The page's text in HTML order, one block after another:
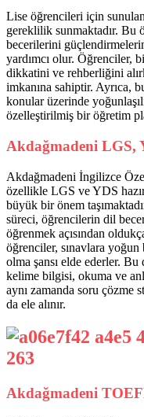
Lise öğrencileri için
gereklilik sunmaktadır. Bu
becerilerini
yardımcı olur. Öğrenciler,
dikkatini ve rehberliğini
imkanına sahiptir. Ayrıca,
konular üzerinde
özelleştirilmiş bir öğretim
Akdağmadeni LGS,
Akdağmadeni İngilizce
özellikle LGS ve YDS
büyük bir önem
süreci, öğrencilerin dil
öğrenmek açısından
öğrenciler, sınavlara yoğun
olma şansı elde ederler.
kelime bilgisi, okuma ve
aynı zamanda soru çözme
da ele alınır.
Akdağmadeni